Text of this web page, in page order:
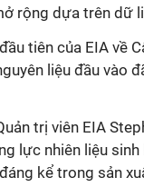
rộng dựa trên dữ
tiên của EIA về
liệu đầu vào
trị viên EIA
lực nhiên liệu
kể trong sản